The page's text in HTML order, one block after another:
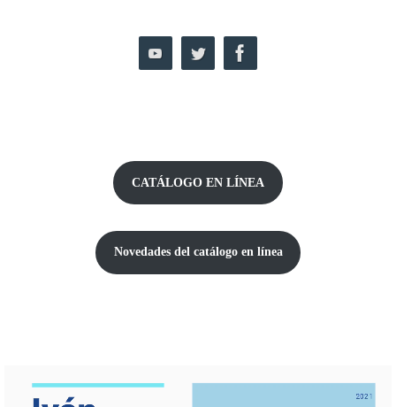
CATÁLOGO EN LÍNEA
Novedades del catálogo en línea